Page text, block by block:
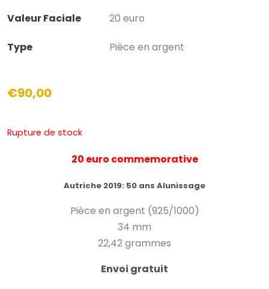
Valeur Faciale 20 euro
Type Pièce en argent
€90,00
Rupture de stock
20 euro commemorative
Autriche 2019: 50 ans Alunissage
Pièce en argent (925/1000)
34 mm
22,42 grammes
Envoi gratuit